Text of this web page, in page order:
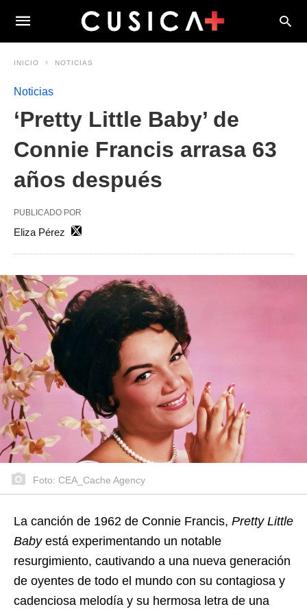
INICIO NOTICIAS
Noticias
‘Pretty Little Baby’ de
Connie Francis arrasa 63
años después
PUBLICADO POR
Eliza Pérez
Foto: CEA_Cache Agency
La canción de 1962 de Connie Francis, Pretty Little
Babyestá experimentando un notable
resurgimiento, cautivando a una nueva generación
de oyentes de todo el mundo con su contagiosa y
cadenciosa melodía y su hermosa letra de una